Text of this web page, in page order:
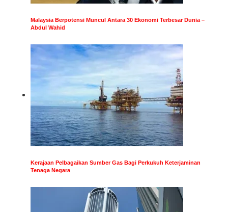
Malaysia Berpotensi Muncul Antara 30 Ekonomi Terbesar Dunia –
Abdul Wahid
Kerajaan Pelbagaikan Sumber Gas Bagi Perkukuh Keterjaminan
Tenaga Negara